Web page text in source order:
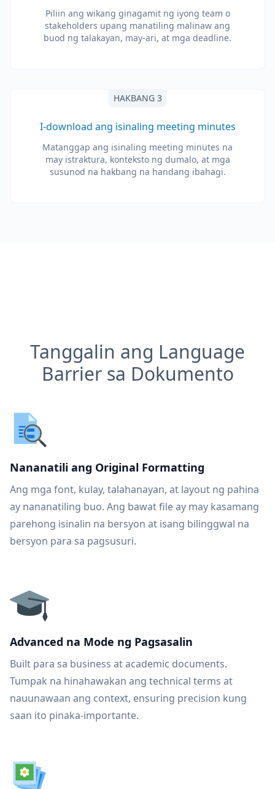
Piliin ang wikang ginagamit ng iyong team o
stakeholders upang manatiling malinaw ang
buod ng talakayan, may-ari, at mga deadline.
HAKBANG 3
I-download ang isinaling meeting minutes
Matanggap ang isinaling meeting minutes na
may istraktura, konteksto ng dumalo, at mga
susunod na hakbang na handang ibahagi.
Tanggalin ang Language
Barrier sa Dokumento
Nananatili ang Original Formatting
Ang mga font, kulay, talahanayan, at layout ng pahina
ay nananatiling buo. Ang bawat file ay may kasamang
parehong isinalin na bersyon at isang bilinggwal na
bersyon para sa pagsusuri.
Advanced na Mode ng Pagsasalin
Built para sa business at academic documents.
Tumpak na hinahawakan ang technical terms at
nauunawaan ang context, ensuring precision kung
saan ito pinaka-importante.